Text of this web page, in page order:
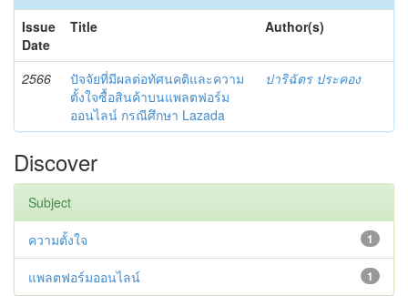
Issue
Date
Title Author(s)
2566
ปัจจัยที่มีผลต่อทัศนคติและความ
ตั้งใจซื้อสินค้าบนแพลตฟอร์ม
ออนไลน์ กรณีศึกษา Lazada
ปาริฉัตร ประคอง
Discover
Subject
1
ความตั้งใจ
1
แพลตฟอร์มออนไลน์